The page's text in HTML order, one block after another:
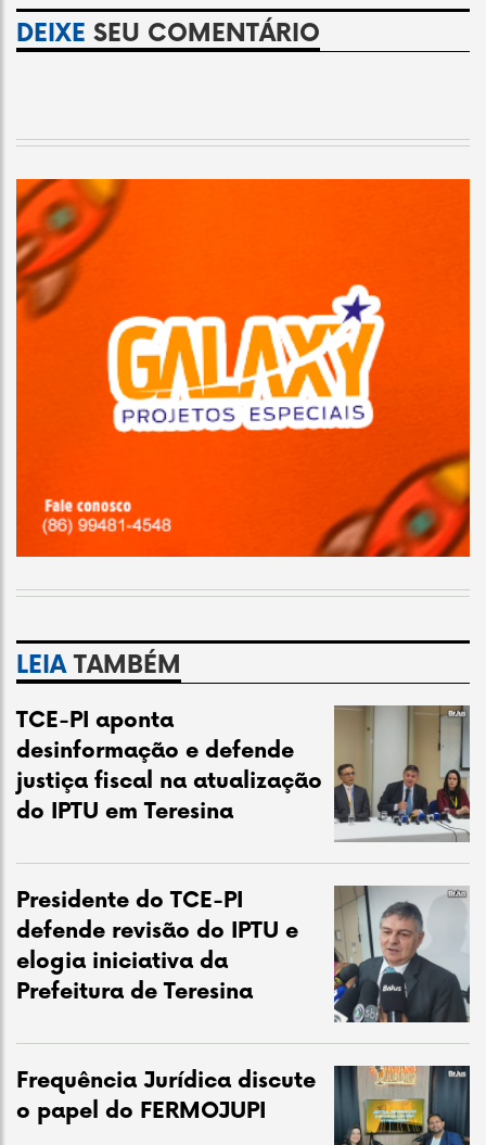
DEIXE SEU COMENTÁRIO
LEIATAMBÉM
TCE-PI aponta
desinformação e defende
justiça fiscal na atualização
do IPTU em Teresina
Presidente do TCE-PI
defende revisão do IPTU e
elogia iniciativa da
Prefeitura de Teresina
Frequência Jurídica discute
o papel do FERMOJUPI